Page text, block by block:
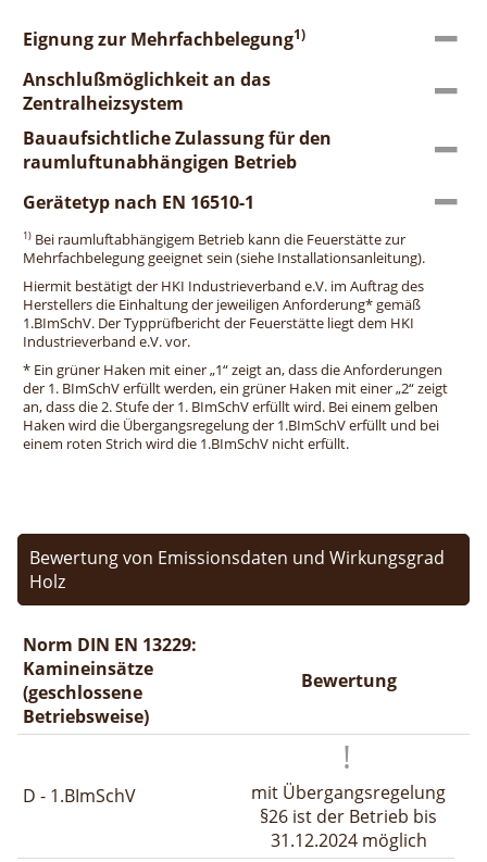
Eignung zur Mehrfachbelegung1)
Anschlußmöglichkeit an das
Zentralheizsystem
Bauaufsichtliche Zulassung für den
raumluftunabhängigen Betrieb
Gerätetyp nach EN 16510-1
1) Bei raumluftabhängigem Betrieb kann die Feuerstätte zur
Mehrfachbelegung geeignet sein (siehe Installationsanleitung).
Hiermit bestätigt der HKI Industrieverband e.V. im Auftrag des
Herstellers die Einhaltung der jeweiligen Anforderung* gemäß
1.BImSchV. Der Typprüfbericht der Feuerstätte liegt dem HKI
Industrieverband e.V. vor.
* Ein grüner Haken mit einer „1“ zeigt an, dass die Anforderungen
der 1. BImSchV erfüllt werden, ein grüner Haken mit einer „2“ zeigt
an, dass die 2. Stufe der 1. BImSchV erfüllt wird. Bei einem gelben
Haken wird die Übergangsregelung der 1.BImSchV erfüllt und bei
einem roten Strich wird die 1.BImSchV nicht erfüllt.
Bewertung von Emissionsdaten und Wirkungsgrad
Holz
Norm DIN EN 13229:
Kamineinsätze
(geschlossene
Betriebsweise)
Bewertung
D - 1.BImSchV
mit Übergangsregelung
§26 ist der Betrieb bis
31.12.2024 möglich